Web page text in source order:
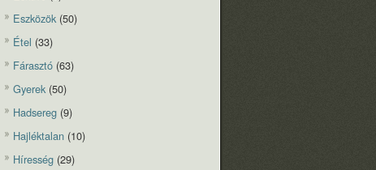
Eszközök(50)
Étel (33)
Fárasztó (63)
Gyerek(50)
Hadsereg (9)
Hajléktalan (10)
Híresség (29)